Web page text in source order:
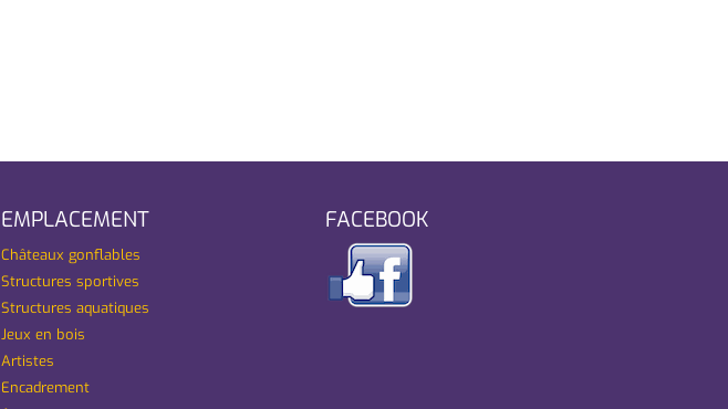
EMPLACEMENT
Châteaux gonflables
Structures sportives
Structures aquatiques
Jeux en bois
Artistes
Encadrement
FACEBOOK